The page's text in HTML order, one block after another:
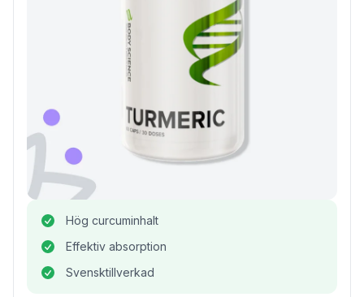
Hög curcuminhalt
Effektiv absorption
Svensktillverkad